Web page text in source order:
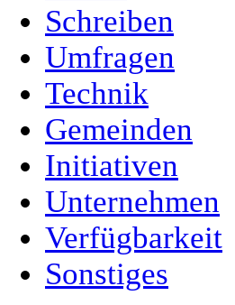
Schreiben
Umfragen
Technik
Gemeinden
Initiativen
Unternehmen
Verfügbarkeit
Sonstiges